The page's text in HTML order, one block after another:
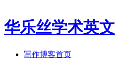
华乐丝学术英
写作博客首页